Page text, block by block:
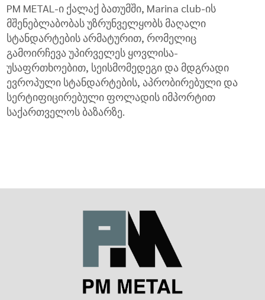
PM METAL-ი ქალაქ ბათუმში, Marina club-ის
მშენებლაბობას უზრუნველყობს მაღალი
სტანდარტების არმატურით, რომელიც
გამოირჩევა უპირველეს ყოვლისა-
უსაფრთხოებით, სეისმომედეგი და მდგრადი
ევროპული სტანდარტების, აპრობირებული და
სერტიფიცირებული ფოლადის იმპორტით
საქართველოს ბაზარზე.